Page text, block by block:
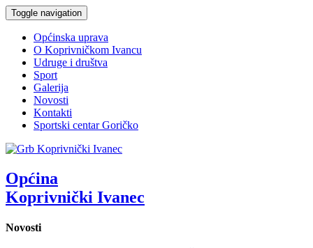
Toggle navigation
Općinska uprava
O Koprivničkom Ivancu
Udruge i društva
Sport
Galerija
Novosti
Kontakti
Sportski centar Goričko
Općina
Koprivnički Ivanec
Novosti